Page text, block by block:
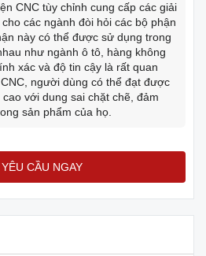
CNC tùy chỉnh cung cấp các giải
các ngành đòi hỏi các bộ phận
này có thể được sử dụng trong
như ngành ô tô, hàng không
xác và độ tin cậy là rất quan
người dùng có thể đạt được
với dung sai chặt chẽ, đảm
sản phẩm của họ.
CẦU NGAY